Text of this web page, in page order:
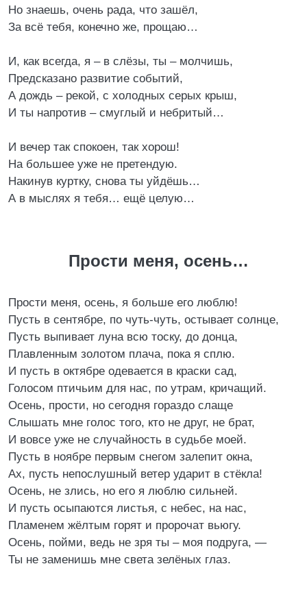
Но знаешь, очень рада, что зашёл,
За всё тебя, конечно же, прощаю…
И, как всегда, я – в слёзы, ты – молчишь,
Предсказано развитие событий,
А дождь – рекой, с холодных серых крыш,
И ты напротив – смуглый и небритый…
И вечер так спокоен, так хорош!
На большее уже не претендую.
Накинув куртку, снова ты уйдёшь…
А в мыслях я тебя… ещё целую…
Прости меня, осень…
Прости меня, осень, я больше его люблю!
Пусть в сентябре, по чуть-чуть, остывает солнце,
Пусть выпивает луна всю тоску, до донца,
Плавленным золотом плача, пока я сплю.
И пусть в октябре одевается в краски сад,
Голосом птичьим для нас, по утрам, кричащий.
Осень, прости, но сегодня гораздо слаще
Слышать мне голос того, кто не друг, не брат,
И вовсе уже не случайность в судьбе моей.
Пусть в ноябре первым снегом залепит окна,
Ах, пусть непослушный ветер ударит в стёкла!
Осень, не злись, но его я люблю сильней.
И пусть осыпаются листья, с небес, на нас,
Пламенем жёлтым горят и пророчат вьюгу.
Осень, пойми, ведь не зря ты – моя подруга, —
Ты не заменишь мне света зелёных глаз.